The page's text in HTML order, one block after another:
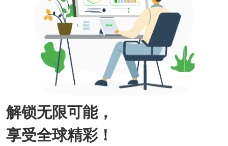
解锁无限可能，
享受全球精彩！